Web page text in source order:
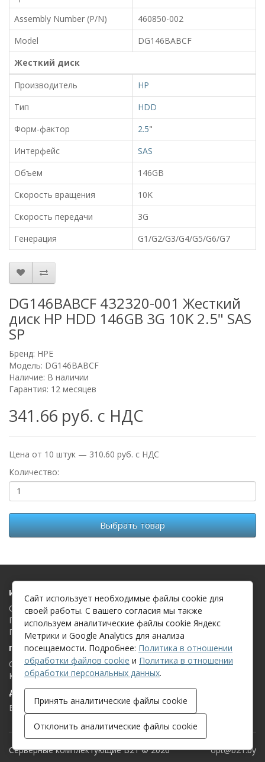
Assembly Number (P/N)
460850-002
Model
DG146BABCF
Жесткий диск
Производитель
HP
Тип
HDD
Форм-фактор
2.5"
Интерфейс
SAS
Объем
146GB
Скорость вращения
10K
Скорость передачи
3G
Генерация
G1/G2/G3/G4/G5/G6/G7
DG146BABCF 432320-001 Жесткий
диск HP HDD 146GB 3G 10K 2.5" SAS
SP
Бренд: HPE
Модель: DG146BABCF
Наличие: В наличии
Гарантия: 12 месяцев
341.66 руб. с НДС
Цена от 10 штук — 310.60 руб. с НДС
Количество:
Выбрать товар
Информация
О компании
Политика в отношении обработки файлов cookie
Политика в отношении обработки персональных данных
Поддержка клиентов
Связаться с нами
Карта сайта
Дополнительно
Бренды
Серверные комплектующие B21 © 2026 opt@b21.by
Сайт использует необходимые файлы cookie для
своей работы. С вашего согласия мы также
используем аналитические файлы cookie Яндекс
Метрики и Google Analytics для анализа
посещаемости. Подробнее: Политика в отношении
обработки файлов cookie и Политика в отношении
обработки персональных данных.
Принять аналитические файлы cookie
Отклонить аналитические файлы cookie